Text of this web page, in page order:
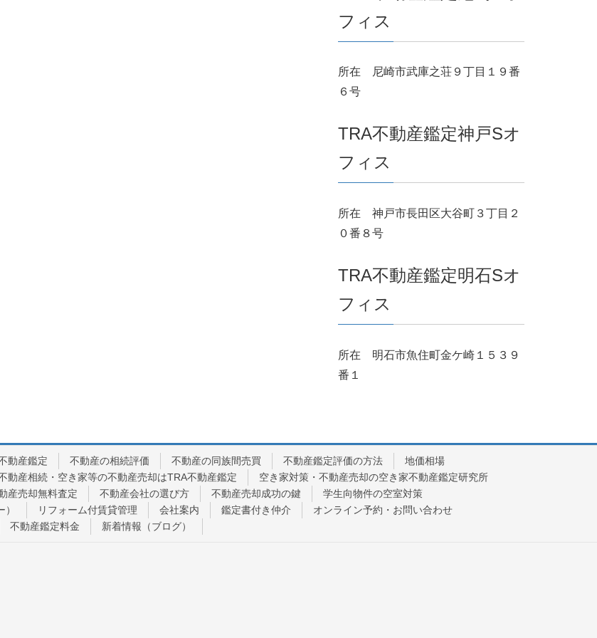
フィス
所在 尼崎市武庫之荘９丁目１９番
６号
TRA不動産鑑定神戸Sオ
フィス
所在 神戸市長田区大谷町３丁目２
０番８号
TRA不動産鑑定明石Sオ
フィス
所在 明石市魚住町金ケ崎１５３９
番１
動産鑑定 不動産の相続評価 不動産の同族間売買 不動産鑑定評価の方法
地価相場
動産相続・空き家等の不動産売却はTRA不動産鑑定
空き家対策・不動産売却の空き家不動産鑑定研究所
産売却無料査定 不動産会社の選び方 不動産売却成功の鍵
学生向物件の空室対策
リフォーム付賃貸管理 会社案内 鑑定書付き仲介
オンライン予約・お問い合わせ
不動産鑑定料金 新着情報（ブログ）